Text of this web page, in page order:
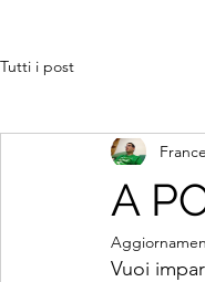
Tutti i post
A
Vuoi